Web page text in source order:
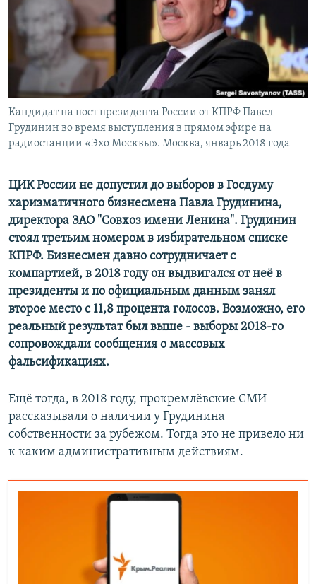
ПОБЕДИТЕЛЕЙ НЕ СУДЯТ?
КРЫМ.НЕПОКОРЕННЫЙ
ELIFBE
УКРАИНСКАЯ ПРОБЛЕМА КРЫМА
ПРИСОЕДИНЯЙТЕСЬ!
Все сайты RFE/RL
Кандидат на пост президента России от КПРФ Павел
Грудинин во время выступления в прямом эфире на
радиостанции «Эхо Москвы». Москва, январь 2018 года
ЦИК России не допустил до выборов в Госдуму
харизматичного бизнесмена Павла Грудинина,
директора ЗАО "Совхоз имени Ленина". Грудинин
стоял третьим номером в избирательном списке
КПРФ. Бизнесмен давно сотрудничает с
компартией, в 2018 году он выдвигался от неё в
президенты и по официальным данным занял
второе место с 11,8 процента голосов. Возможно, его
реальный результат был выше - выборы 2018-го
сопровождали сообщения о массовых
фальсификациях.
Ещё тогда, в 2018 году, прокремлёвские СМИ
рассказывали о наличии у Грудинина
собственности за рубежом. Тогда это не привело ни
к каким административным действиям.